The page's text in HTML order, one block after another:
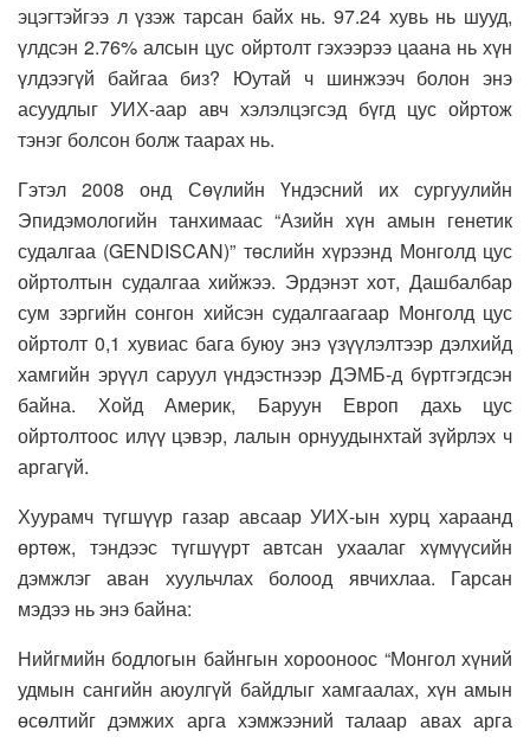
эцэгтэйгээ л үзэж тарсан байх нь. 97.24 хувь нь шууд,
үлдсэн 2.76% алсын цус ойртолт гэхээрээ цаана нь хүн
үлдээгүй байгаа биз? Юутай ч шинжээч болон энэ
асуудлыг УИХ-аар авч хэлэлцэгсэд бүгд цус ойртож
тэнэг болсон болж таарах нь.
Гэтэл 2008 онд Сөүлийн Үндэсний их сургуулийн
Эпидэмологийн танхимаас “Азийн хүн амын генетик
судалгаа (GENDISCAN)” төслийн хүрээнд Монголд цус
ойртолтын судалгаа хийжээ. Эрдэнэт хот, Дашбалбар
сум зэргийн сонгон хийсэн судалгаагаар Монголд цус
ойртолт 0,1 хувиас бага буюу энэ үзүүлэлтээр дэлхийд
хамгийн эрүүл саруул үндэстнээр ДЭМБ-д бүртгэгдсэн
байна. Хойд Америк, Баруун Европ дахь цус
ойртолтоос илүү цэвэр, лалын орнуудынхтай зүйрлэх ч
аргагүй.
Хуурамч түгшүүр газар авсаар УИХ-ын хурц хараанд
өртөж, тэндээс түгшүүрт автсан ухаалаг хүмүүсийн
дэмжлэг аван хуульчлах болоод явчихлаа. Гарсан
мэдээ нь энэ байна:
Нийгмийн бодлогын байнгын хорооноос “Монгол хүний
удмын сангийн аюулгүй байдлыг хамгаалах, хүн амын
өсөлтийг дэмжих арга хэмжээний талаар авах арга